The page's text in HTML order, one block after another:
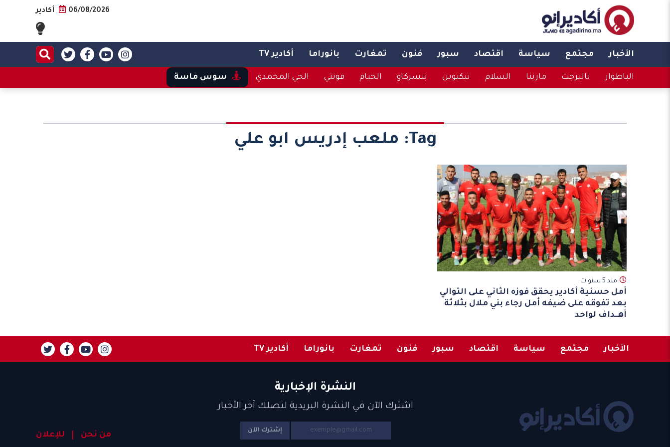
06/08/2026 أكادير
الأخبار مجتمع سياسة اقتصاد سبور فنون تمغارت بانوراما أكادير TV
الباطوار تالبرجت مارينا السلام تيكيوين بنسركاو الخيام فونتي الحي المحمدي سوس ماسة
Tag: ملعب إدريس ابو علي
مند 5 سنوات
أمل حسنية أكادير يحقق فوزه الثاني على التوالي
بعد تفوقه على ضيفه أمل رجاء بني ملال بثلاثة
أهــداف لواحد
الأخبار مجتمع سياسة اقتصاد سبور فنون تمغارت بانوراما أكادير TV
النشرة الإخبارية
اشترك الآن في النشرة البريدية لتصلك آخر الأخبار
إشترك الآن من نحن للإعلان